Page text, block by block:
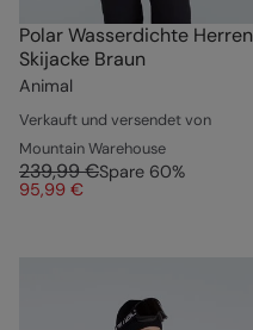
Polar Wasserdichte Herren
Skijacke Braun
Animal
Verkauft und versendet von
Mountain Warehouse
239,99 €Spare 60%
95,99 €